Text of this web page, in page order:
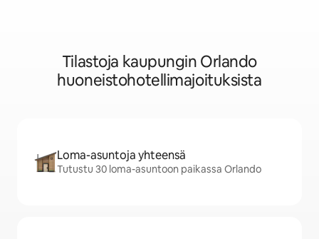
Tilastoja kaupungin Orlando
huoneistohotellimajoituksista
Loma-asuntoja yhteensä
Tutustu 30 loma-asuntoon paikassa Orlando